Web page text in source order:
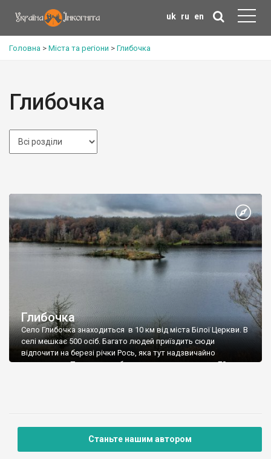
uk ru en
Головна > Міста та регіони > Глибочка
Глибочка
Глибочка
Село Глибочка знаходиться в 10 км від міста Білої Церкви. В
селі мешкає 500 осіб. Багато людей приїздить сюди
відпочити на березі річки Рось, яка тут надзвичайно
мальовнича. Потужна дамба, яку встановили десь в 70-их
Станьте нашим автором